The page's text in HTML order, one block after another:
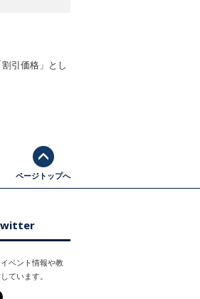
引価格」とし
ページトップへ
ベント情報や教
ています。